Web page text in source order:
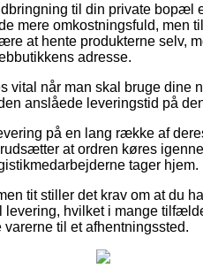
til din private bopæl
mere omkostningsfuld, men
at hente produkterne selv,
adresse.
vital når man skal bruge dine
anslåede leveringstid på
på en lang række af
at ordren køres
tager hjem.
tit stiller det krav om at du
hvilket i mange
til et afhentningssted.